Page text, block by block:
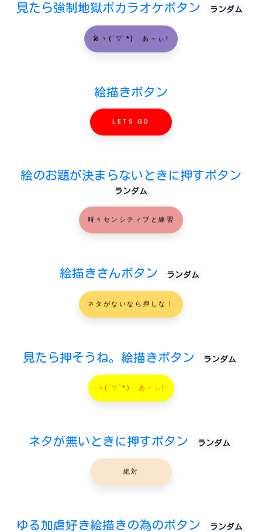
見たら強制地獄ボカラオケボタン ランダム
🎤ヽ(´▽`*)ゝあ～ぃ!
絵描きボタン
LETS GO
絵のお題が決まらないときに押すボタン
ランダム
時々センシティブと練習
絵描きさんボタン ランダム
ネタがないなら押しな！
見たら押そうね。絵描きボタン ランダム
ヽ(´▽`*)ゝあ～ぃ!
ネタが無いときに押すボタン ランダム
絶対
ゆる加虐好き絵描きの為のボタン ランダム